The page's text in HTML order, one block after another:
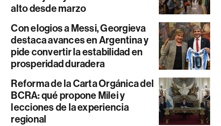
alto desde marzo
Con elogios a Messi, Georgieva
destaca avances en Argentina y
pide convertir la estabilidad en
prosperidad duradera
Reforma de la Carta Orgánica del
BCRA: qué propone Milei y
lecciones de la experiencia
regional